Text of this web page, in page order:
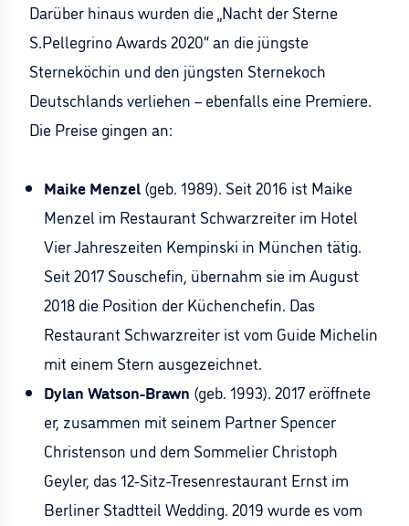
Darüber hinaus wurden die „Nacht der Sterne
S.Pellegrino Awards 2020“ an die jüngste
Sterneköchin und den jüngsten Sternekoch
Deutschlands verliehen – ebenfalls eine Premiere.
Die Preise gingen an:
Maike Menzel (geb. 1989). Seit 2016 ist Maike
Menzel im Restaurant Schwarzreiter im Hotel
Vier Jahreszeiten Kempinski in München tätig.
Seit 2017 Souschefin, übernahm sie im August
2018 die Position der Küchenchefin. Das
Restaurant Schwarzreiter ist vom Guide Michelin
mit einem Stern ausgezeichnet.
Dylan Watson-Brawn (geb. 1993). 2017 eröffnete
er, zusammen mit seinem Partner Spencer
Christenson und dem Sommelier Christoph
Geyler, das 12-Sitz-Tresenrestaurant Ernst im
Berliner Stadtteil Wedding. 2019 wurde es vom